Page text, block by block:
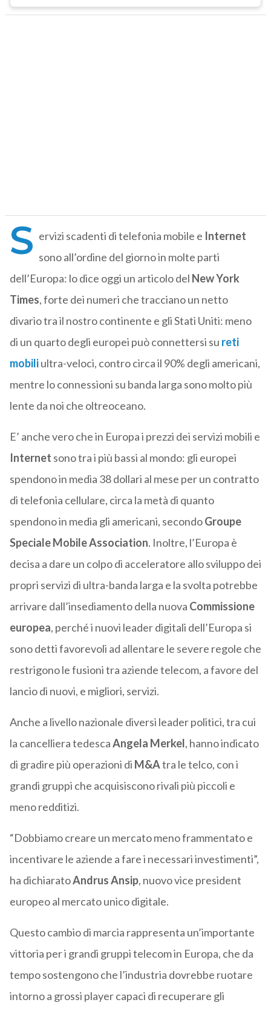
S ervizi scadenti di telefonia mobile e Internet
sono all’ordine del giorno in molte parti
dell’Europa: lo dice oggi un articolo del New York
Times, forte dei numeri che tracciano un netto
divario tra il nostro continente e gli Stati Uniti: meno
di un quarto degli europei può connettersi su reti
mobiliultra-veloci, contro circa il 90% degli americani,
mentre lo connessioni su banda larga sono molto più
lente da noi che oltreoceano.
E’ anche vero che in Europa i prezzi dei servizi mobili e
Internet sono tra i più bassi al mondo: gli europei
spendono in media 38 dollari al mese per un contratto
di telefonia cellulare, circa la metà di quanto
spendono in media gli americani, secondoGroupe
Speciale Mobile Association. Inoltre, l’Europa è
decisa a dare un colpo di acceleratore allo sviluppo dei
propri servizi di ultra-banda larga e la svolta potrebbe
arrivare dall’insediamento della nuova Commissione
europea, perché i nuovi leader digitali dell’Europa si
sono detti favorevoli ad allentare le severe regole che
restrigono le fusioni tra aziende telecom, a favore del
lancio di nuovi, e migliori, servizi.
Anche a livello nazionale diversi leader politici, tra cui
la cancelliera tedescaAngela Merkel, hanno indicato
di gradire più operazioni di M&Atra le telco, con i
grandi gruppi che acquisiscono rivali più piccoli e
meno redditizi.
“Dobbiamo creare un mercato meno frammentato e
incentivare le aziende a fare i necessari investimenti”,
ha dichiaratoAndrus Ansip, nuovo vice president
europeo al mercato unico digitale.
Questo cambio di marcia rappresenta un’importante
vittoria per i grandi gruppi telecom in Europa, che da
tempo sostengono che l’industria dovrebbe ruotare
intorno a grossi player capaci di recuperare gli